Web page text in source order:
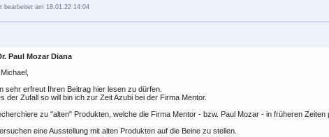
bearbeitet am 18.01.22 14:04
Paul Mozar Diana
sehr erfreut Ihren Beitrag hier lesen zu dürfen.
der Zufall so will bin ich zur Zeit Azubi bei der Firma Mentor.
zu "alten" Produkten, welche die Firma Mentor - bzw. Paul Mozar - in früheren
eine Ausstellung mit alten Produkten auf die Beine zu stellen.